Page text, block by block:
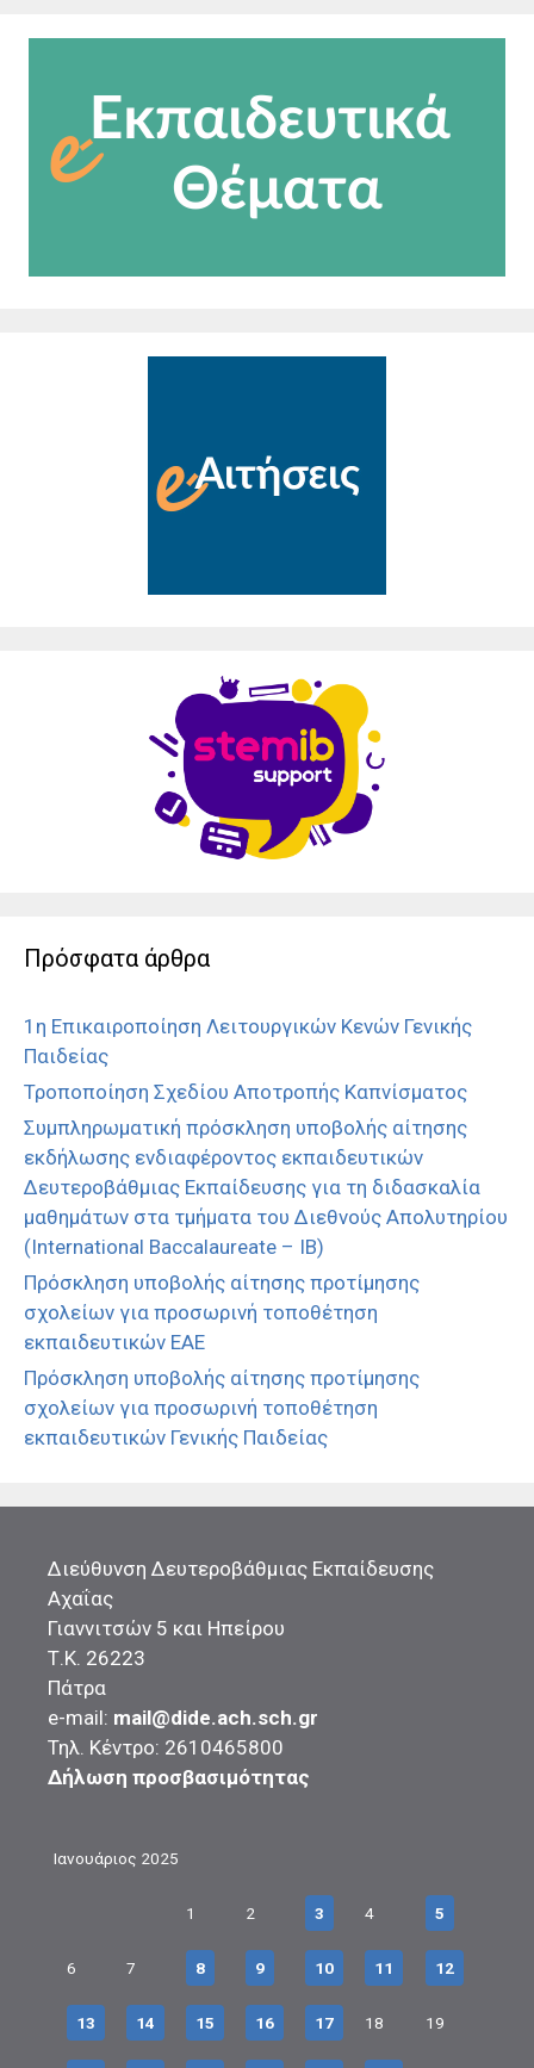
Πρόσφατα άρθρα
1η Επικαιροποίηση Λειτουργικών Κενών Γενικής
Παιδείας
Τροποποίηση Σχεδίου Αποτροπής Καπνίσματος
Συμπληρωματική πρόσκληση υποβολής αίτησης
εκδήλωσης ενδιαφέροντος εκπαιδευτικών
Δευτεροβάθμιας Εκπαίδευσης για τη διδασκαλία
μαθημάτων στα τμήματα του Διεθνούς Απολυτηρίου
(International Baccalaureate – IB)
Πρόσκληση υποβολής αίτησης προτίμησης
σχολείων για προσωρινή τοποθέτηση
εκπαιδευτικών ΕΑΕ
Πρόσκληση υποβολής αίτησης προτίμησης
σχολείων για προσωρινή τοποθέτηση
εκπαιδευτικών Γενικής Παιδείας
Διεύθυνση Δευτεροβάθμιας Εκπαίδευσης
Αχαΐας
Γιαννιτσών 5 και Ηπείρου
Τ.Κ. 26223
Πάτρα
e-mail: mail@dide.ach.sch.gr
Τηλ. Κέντρο: 2610465800
Δήλωση προσβασιμότητας
Ιανουάριος 2025
1 2 3 4 5
6 7 8 9 10 11 12
13 14 15 16 17 18 19